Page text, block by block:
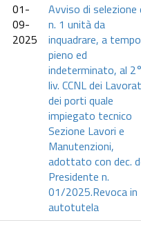
01-
09-
2025
Avviso di selezione
n. 1 unità da
inquadrare, a tempo
pieno ed
indeterminato, al
liv. CCNL dei
dei porti quale
impiegato tecnico
Sezione Lavori e
Manutenzioni,
adottato con dec.
Presidente n.
01/2025.Revoca in
autotutela